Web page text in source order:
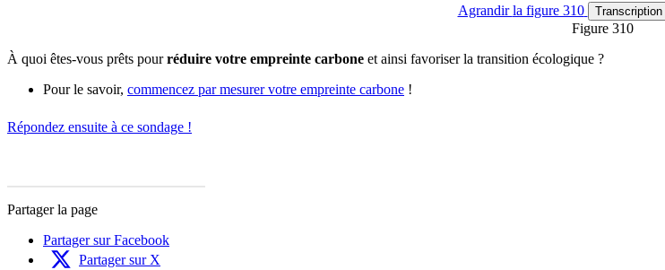
Agrandirla figure 310 Transcription
Figure 310
À quoi êtes-vous prêts pourréduire votre empreinte carbone et ainsi favoriser la transition écologique ?
Pour le savoir, commencez par mesurer votre empreinte carbone !
Répondez ensuite à ce sondage !
Partager la page
Partager sur Facebook
Partager sur X